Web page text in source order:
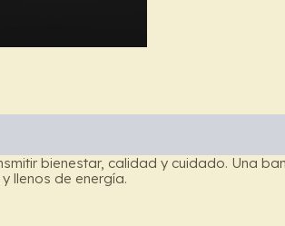
bienestar, calidad y cuidado. Una
llenos de energía.